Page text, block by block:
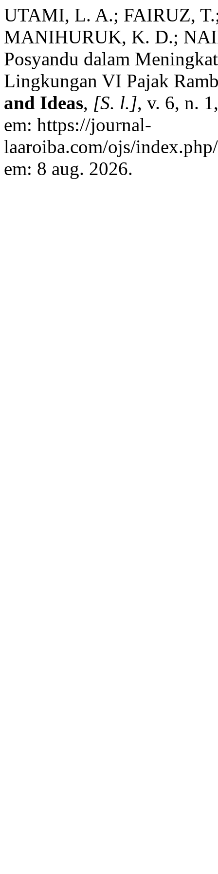
UTAMI, L. A.; FAIRUZ,
MANIHURUK, K. D.;
Posyandu dalam
Lingkungan VI Pajak
and Ideas, [S. l.], v. 6, n.
em: https://journal-
laaroiba.com/ojs/
em: 8 aug. 2026.